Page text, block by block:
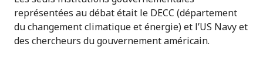
représentées au débat était le DECC (département
du changement climatique et énergie) et l’US Navy et
des chercheurs du gouvernement américain.